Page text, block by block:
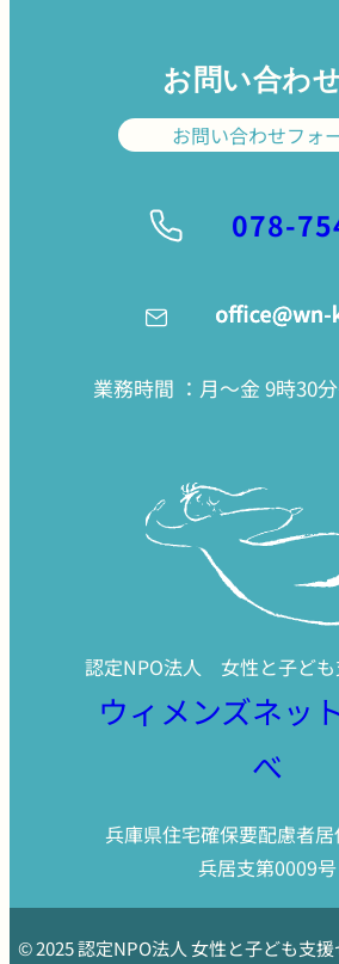
お問い合わ
お問い合わせフォ
078-
業務時間 ：月〜金 9時30
認定NPO法人 女性と子ども
ウィメンズネッ
べ
兵庫県住宅確保要配慮者
兵居支第0009号
© 2025 認定NPO法人 女性と子ども支